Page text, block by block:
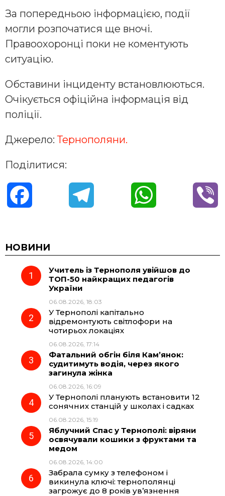
За попередньою інформацією, події
могли розпочатися ще вночі.
Правоохоронці поки не коментують
ситуацію.
Обставини інциденту встановлюються.
Очікується офіційна інформація від
поліції.
Джерело:Тернополяни.
Поділитися:
c
e
o
k
e
r
a
m
t
A
НОВИНИ
Учитель із Тернополя увійшов до
ТОП-50 найкращих педагогів
України
06.08.2026, 18:03
У Тернополі капітально
відремонтують світлофори на
чотирьох локаціях
06.08.2026, 17:14
Фатальний обгін біля Кам’янок:
судитимуть водія, через якого
загинула жінка
06.08.2026, 16:09
У Тернополі планують встановити 12
сонячних станцій у школах і садках
06.08.2026, 15:19
Яблучний Спас у Тернополі: віряни
освячували кошики з фруктами та
медом
06.08.2026, 14:00
Забрала сумку з телефоном і
викинула ключі: тернополянці
загрожує до 8 років ув’язнення